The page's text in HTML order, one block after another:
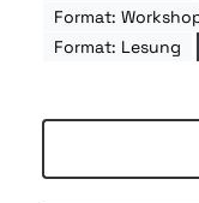
Format:
Format: Lesung